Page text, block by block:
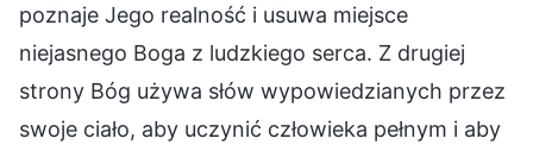
poznaje Jego realność i usuwa miejsce
niejasnego Boga z ludzkiego serca. Z drugiej
strony Bóg używa słów wypowiedzianych przez
swoje ciało, aby uczynić człowieka pełnym i aby